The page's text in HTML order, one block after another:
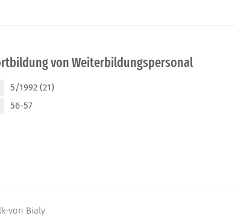
von Weiterbildungspersonal
5/1992 (21)
56-57
von Bialy